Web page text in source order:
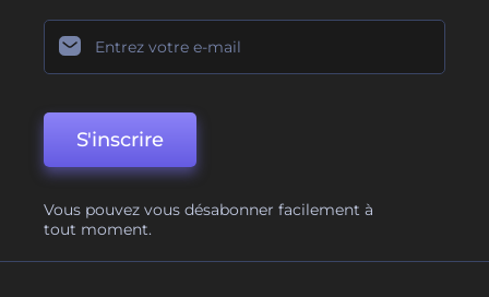
S'inscrire
Vous pouvez vous désabonner facilement à
tout moment.